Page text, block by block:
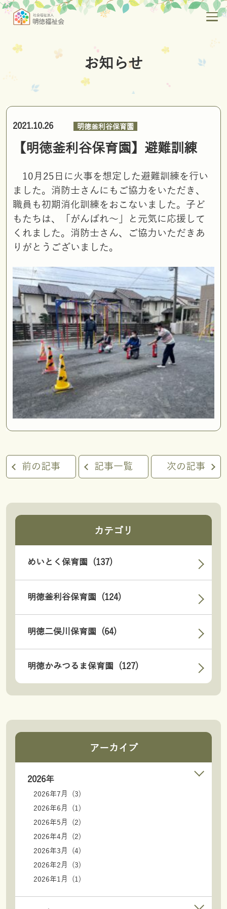
お知らせ
2021.10.26 明徳釜利谷保育園
【明徳釜利谷保育園】避難訓練
10月25日に火事を想定した避難訓練を行い
ました。消防士さんにもご協力をいただき、
職員も初期消化訓練をおこないました。子ど
もたちは、「がんばれ〜」と元気に応援して
くれました。消防士さん、ご協力いただきあ
りがとうございました。
前の記事 記事一覧 次の記事
カテゴリ
めいとく保育園 (137)
明徳釜利谷保育園 (124)
明徳二俣川保育園 (64)
明徳かみつるま保育園 (127)
アーカイブ
2026年
2026年7月 (3)
2026年6月 (1)
2026年5月 (2)
2026年4月 (2)
2026年3月 (4)
2026年2月 (3)
2026年1月 (1)